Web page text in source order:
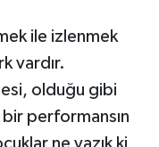
ile izlenmek
vardır.
olduğu gibi
performansın
ne yazık ki